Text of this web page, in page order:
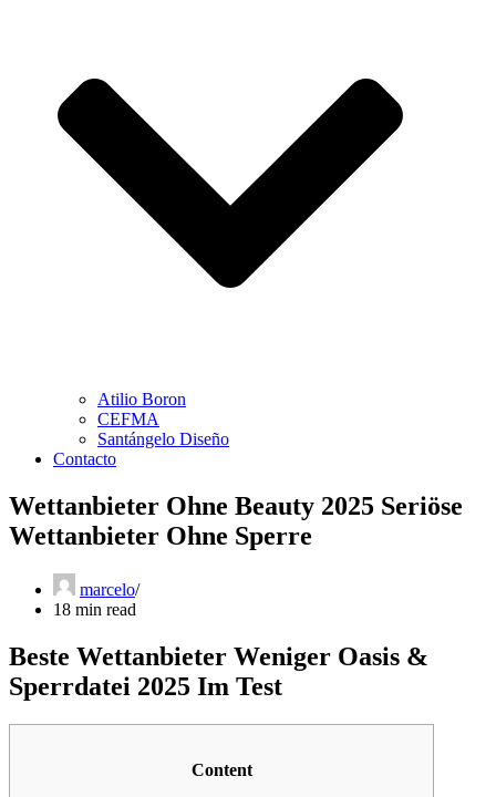
Atilio Boron
CEFMA
Santángelo Diseño
Contacto
Wettanbieter Ohne Beauty 2025 Seriöse
Wettanbieter Ohne Sperre
marcelo
18 min read
Beste Wettanbieter Weniger Oasis &
Sperrdatei 2025 Im Test
Content